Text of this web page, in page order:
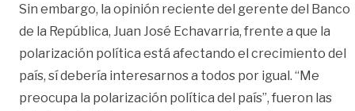
Sin embargo, la opinión reciente del gerente del Banco
de la República, Juan José Echavarria, frente a que la
polarización política está afectando el crecimiento del
país, sí debería interesarnos a todos por igual. “Me
preocupa la polarización política del país”, fueron las